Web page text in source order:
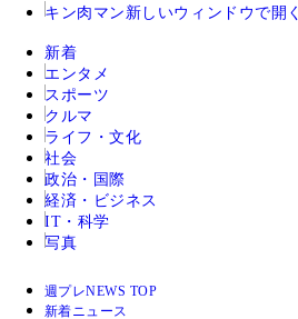
キン肉マン 新しいウィンドウで開く
新着
エンタメ
スポーツ
クルマ
ライフ・文化
社会
政治・国際
経済・ビジネス
IT・科学
写真
週プレNEWS TOP
新着ニュース